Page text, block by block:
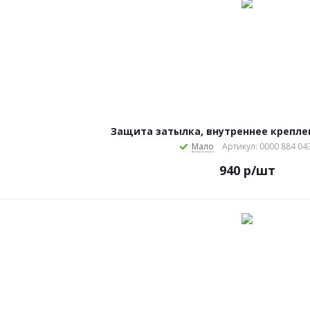
Защита затылка, внутреннее
Мало Артикул: 0000 884
940р/шт